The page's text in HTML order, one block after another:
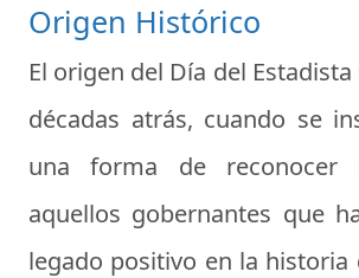
Origen Histórico
El origen del Día del
décadas atrás, cuando se
una forma de
aquellos gobernantes que
legado positivo en la historia